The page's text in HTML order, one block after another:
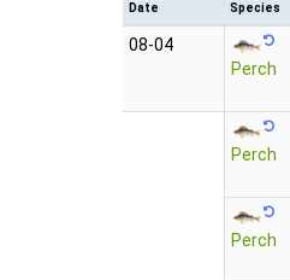
Date Species
08‑04
Perch
Perch
Perch